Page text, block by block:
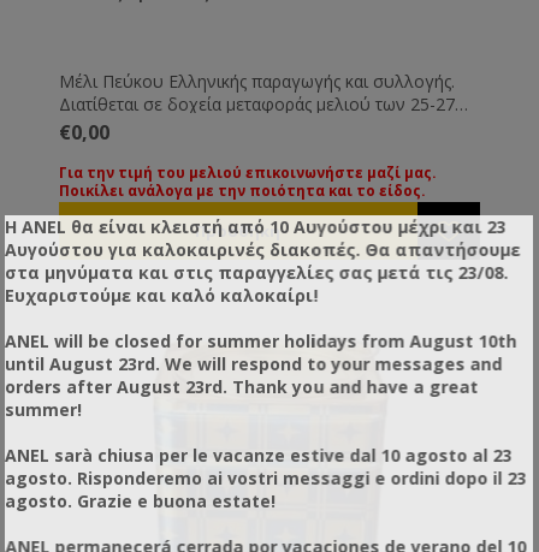
Μέλι Πεύκου Ελληνικής παραγωγής και συλλογής.
Διατίθεται σε δοχεία μεταφοράς μελιού των 25-27
Kg. Όλα τα μέλια συνοδεύονται από τις βασικές
εξετάσεις τους. Εάν επιθυμείτε κάποια ειδική εξέταση
μπορεί να γίνει με την ανάλογη επιβάρυνση.
Για την τιμή των διαφόρων ειδών μελιού
παρακαλούμε επικοινωνήστε μαζί μας. Οι τιμές
ποικίλουν ανάλογα με την ποιότητα και το είδος του
μελιού.
€0,00
Για την τιμή του μελιού επικοινωνήστε μαζί μας.
Ποικίλει ανάλογα με την ποιότητα και το είδος.
Η ANEL θα είναι κλειστή από 10 Αυγούστου μέχρι και 23
Αυγούστου για καλοκαιρινές διακοπές. Θα απαντήσουμε
στα μηνύματα και στις παραγγελίες σας μετά τις 23/08.
Ευχαριστούμε και καλό καλοκαίρι!
ANEL will be closed for summer holidays from August 10th
until August 23rd. We will respond to your messages and
orders after August 23rd. Thank you and have a great
summer!
ANEL sarà chiusa per le vacanze estive dal 10 agosto al 23
agosto. Risponderemo ai vostri messaggi e ordini dopo il 23
agosto. Grazie e buona estate!
ANEL permanecerá cerrada por vacaciones de verano del 10